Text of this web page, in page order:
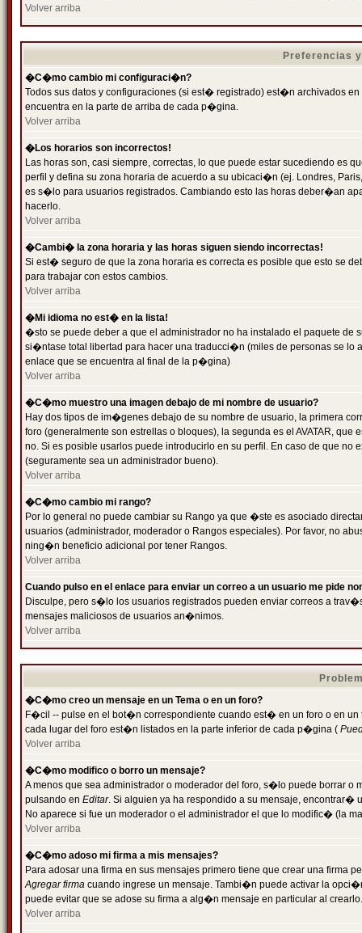
Volver arriba
Preferencias
�C�mo cambio mi configuraci�n?
Todos sus datos y configuraciones (si est� registrado) est�n archivados
encuentra en la parte de arriba de cada p�gina.
Volver arriba
�Los horarios son incorrectos!
Las horas son, casi siempre, correctas, lo que puede estar sucediendo es
perfil y defina su zona horaria de acuerdo a su ubicaci�n (ej. Londres,
es s�lo para usuarios registrados. Cambiando esto las horas deber�an
hacerlo.
Volver arriba
�Cambi� la zona horaria y las horas siguen siendo incorrectas!
Si est� seguro de que la zona horaria es correcta es posible que esto se
para trabajar con estos cambios.
Volver arriba
�Mi idioma no est� en la lista!
�sto se puede deber a que el administrador no ha instalado el paquete
si�ntase total libertad para hacer una traducci�n (miles de personas se
enlace que se encuentra al final de la p�gina)
Volver arriba
�C�mo muestro una imagen debajo de mi nombre de usuario?
Hay dos tipos de im�genes debajo de su nombre de usuario, la primera
foro (generalmente son estrellas o bloques), la segunda es el AVATAR,
no. Si es posible usarlos puede introducirlo en su perfil. En caso de que
(seguramente sea un administrador bueno).
Volver arriba
�C�mo cambio mi rango?
Por lo general no puede cambiar su Rango ya que �ste es asociado
usuarios (administrador, moderador o Rangos especiales). Por favor, no
ning�n beneficio adicional por tener Rangos.
Volver arriba
Cuando pulso en el enlace para enviar un correo a un usuario me pide
Disculpe, pero s�lo los usuarios registrados pueden enviar correos a
mensajes maliciosos de usuarios an�nimos.
Volver arriba
�C�mo creo un mensaje en un Tema o en un foro?
F�cil -- pulse en el bot�n correspondiente cuando est� en un foro o en
cada lugar del foro est�n listados en la parte inferior de cada p�gina (
Volver arriba
�C�mo modifico o borro un mensaje?
A menos que sea administrador o moderador del foro, s�lo puede borrar o
pulsando en Editar. Si alguien ya ha respondido a su mensaje, encontrar�
No aparece si fue un moderador o el administrador el que lo modific� (la
Volver arriba
�C�mo adoso mi firma a mis mensajes?
Para adosar una firma en sus mensajes primero tiene que crear una firma
Agregar firma cuando ingrese un mensaje. Tambi�n puede activar la
puede evitar que se adose su firma a alg�n mensaje en particular al crearlo.
Volver arriba